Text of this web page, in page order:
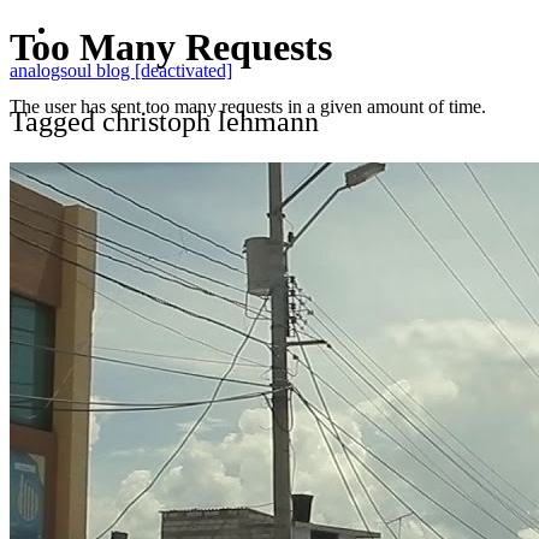
analogsoul blog [deactivated]
Tagged christoph lehmann